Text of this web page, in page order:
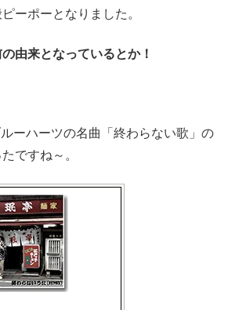
ーポーとなりました。
由来となっているとか！
ーハーツの名曲「終わらない歌」の
ですね～。